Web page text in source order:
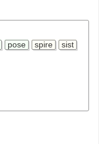
pose spire sist